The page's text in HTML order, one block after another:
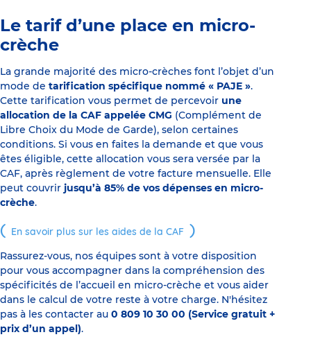
Le tarif d’une place en micro-
crèche
La grande majorité des micro-crèches font l’objet d’un
mode de tarification spécifique nommé « PAJE ».
Cette tarification vous permet de percevoir une
allocation de la CAF appelée CMG (Complément de
Libre Choix du Mode de Garde), selon certaines
conditions. Si vous en faites la demande et que vous
êtes éligible, cette allocation vous sera versée par la
CAF, après règlement de votre facture mensuelle. Elle
peut couvrir jusqu’à 85% de vos dépenses en micro-
crèche.
En savoir plus sur les aides de la CAF
Rassurez-vous, nos équipes sont à votre disposition
pour vous accompagner dans la compréhension des
spécificités de l’accueil en micro-crèche et vous aider
dans le calcul de votre reste à votre charge. N'hésitez
pas à les contacter au 0 809 10 30 00 (Service gratuit +
prix d’un appel).